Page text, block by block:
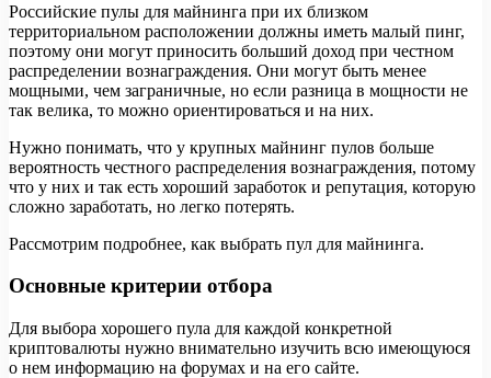
Российские пулы для майнинга при их близком
территориальном расположении должны иметь малый пинг,
поэтому они могут приносить больший доход при честном
распределении вознаграждения. Они могут быть менее
мощными, чем заграничные, но если разница в мощности не
так велика, то можно ориентироваться и на них.
Нужно понимать, что у крупных майнинг пулов больше
вероятность честного распределения вознаграждения, потому
что у них и так есть хороший заработок и репутация, которую
сложно заработать, но легко потерять.
Рассмотрим подробнее, как выбрать пул для майнинга.
Основные критерии отбора
Для выбора хорошего пула для каждой конкретной
криптовалюты нужно внимательно изучить всю имеющуюся
о нем информацию на форумах и на его сайте.